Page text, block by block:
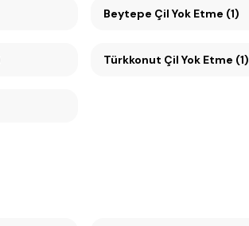
Beytepe Çil Yok Etme (1)
Türkkonut Çil Yok Etme (1)